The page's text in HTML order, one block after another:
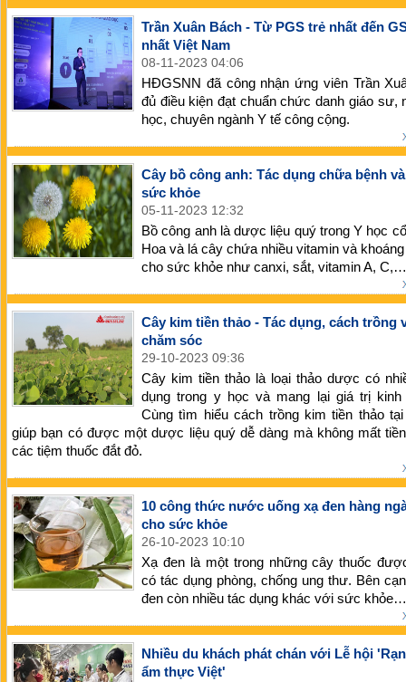
Trần Xuân Bách - Từ PGS trẻ nhất đến
nhất Việt Nam
08-11-2023 04:06
HĐGSNN đã công nhận ứng viên Trần
đủ điều kiện đạt chuẩn chức danh giáo sư,
học, chuyên ngành Y tế công cộng.
Cây bồ công anh: Tác dụng chữa bệnh
sức khỏe
05-11-2023 12:32
Bồ công anh là dược liệu quý trong Y học
Hoa và lá cây chứa nhiều vitamin và
cho sức khỏe như canxi, sắt, vitamin A, C,…
Cây kim tiền thảo - Tác dụng, cách trồng
chăm sóc
29-10-2023 09:36
Cây kim tiền thảo là loại thảo dược có
dụng trong y học và mang lại giá trị
Cùng tìm hiểu cách trồng kim tiền thảo
giúp bạn có được một dược liệu quý dễ dàng mà không mất
các tiệm thuốc đắt đỏ.
10 công thức nước uống xạ đen hàng
cho sức khỏe
26-10-2023 10:10
Xạ đen là một trong những cây thuốc
có tác dụng phòng, chống ung thư. Bên
đen còn nhiều tác dụng khác với sức khỏe…
Nhiều du khách phát chán với Lễ hội
ẩm thực Việt'